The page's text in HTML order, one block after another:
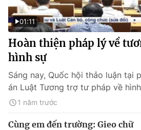
01:11
Hoàn thiện pháp lý về
hình sự
Sáng nay, Quốc hội thảo luận tại
án Luật Tương trợ tư pháp về
1 năm trước
Cùng em đến trường: Gieo chữ